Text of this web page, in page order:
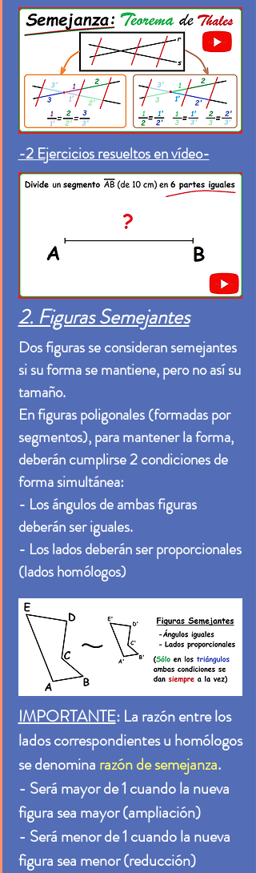
-2 Ejercicios resueltos en vídeo-
2. Figuras Semejantes
Dos figuras se consideran semejantes
si su forma se mantiene, pero no así su
tamaño.
En figuras poligonales (formadas por
segmentos), para mantener la forma,
deberán cumplirse 2 condiciones de
forma simultánea:
- Los ángulos de ambas figuras
deberán ser iguales.
- Los lados deberán ser proporcionales
(lados homólogos)
IMPORTANTE: La razón entre los
lados correspondientes u homólogos
se denomina razón de semejanza.
- Será mayor de 1 cuando la nueva
figura sea mayor (ampliación)
- Será menor de 1 cuando la nueva
figura sea menor (reducción)